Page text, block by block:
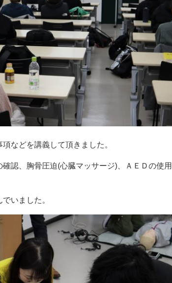
などを講義して頂きました。
認、胸骨圧迫(心臓マッサージ)、ＡＥＤの使
いました。